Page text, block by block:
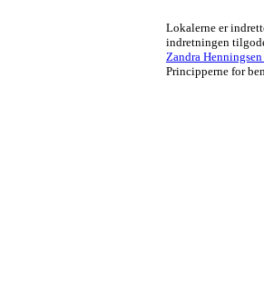
Lokalerne er
indretningen
Zandra Henningsen
Principperne for